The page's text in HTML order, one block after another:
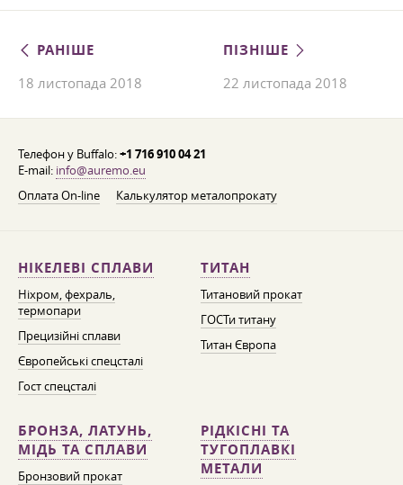
РАНІШЕ
18 листопада 2018
ПІЗНІШЕ
22 листопада 2018
Телефон у Buffalo:+1 716 910 04 21
E-mail: info@auremo.eu
Оплата On-line
Калькулятор металопрокату
НІКЕЛЕВІ СПЛАВИ
Ніхром, фехраль,
термопари
Прецизійні сплави
Європейські спецсталі
Гост спецсталі
ТИТАН
Титановий прокат
ГОСТи титану
Титан Європа
БРОНЗА, ЛАТУНЬ,
МІДЬ ТА СПЛАВИ
Бронзовий прокат
РІДКІСНІ ТА
ТУГОПЛАВКІ
МЕТАЛИ